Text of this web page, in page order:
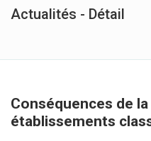
Actualités - Détail
Conséquences de
établissements